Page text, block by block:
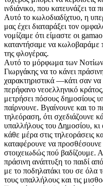
ινδιάνικο, που κατευνάζει τα
Αυτό το κωλοδιαδίχτυο, η
μας έχει διαταράξει τον
νομίζαμε ότι είμαστε οι
καταντήσαμε να κωλοβαράμε
της φλογέρας.
Αυτό το μόρφωμα των Νοτίων
Γιωργάκης να το κάνει
χαρακτηριστικά —κάτι σαν
περήφανο νεοελληνικό
μετρήσει πόσους δημοσίους
παίρνουνε. Βγαίνουνε και το
τηλεόραση, ότι σχεδιάζουνε
υπαλλήλους του Δημοσίου, κι
κάθε μέρα στις τηλεοράσεις
καταφέρουνε να προσθέσουνε
στοιχειωδώς πού βαδίζουμε.
πράσινη ανάπτυξη το παιδί
με το ποδηλατάκι του σε όλα
τους υπαλλήλους και τις